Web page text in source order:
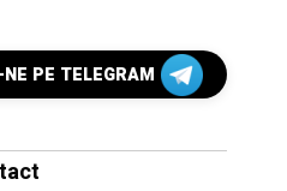
PE TELEGRAM